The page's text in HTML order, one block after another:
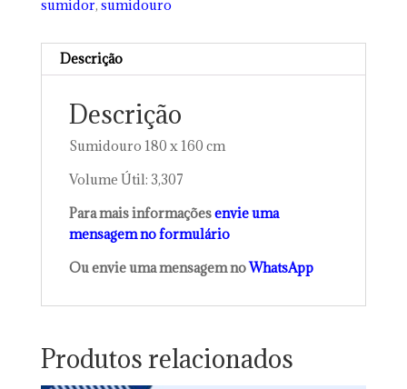
sumidor, sumidouro
Descrição
Descrição
Sumidouro 180 x 160 cm
Volume Útil: 3,307
Para mais informaçõesenvie uma
mensagem no formulário
Ou envie uma mensagem noWhatsApp
Produtos relacionados